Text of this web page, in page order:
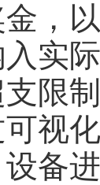
，
实
限
视
备